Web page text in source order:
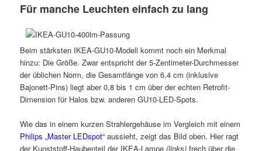
Für manche Leuchten einfach zu lang
Beim stärksten IKEA-GU10-Modell kommt noch ein Merkmal
hinzu: Die Größe. Zwar entspricht der 5-Zentimeter-Durchmesser
der üblichen Norm, die Gesamtlänge von 6,4 cm (inklusive
Bajonett-Pins) liegt aber 0,8 bis 1 cm über der echten Retrofit-
Dimension für Halos bzw. anderen GU10-LED-Spots.
Wie das in einem kurzen Strahlergehäuse im Vergleich mit einem
Philips „Master LEDspot“aussieht, zeigt das Bild oben. Hier ragt
der Kunststoff-Haubenteil der IKEA-Lampe(links) frech über die